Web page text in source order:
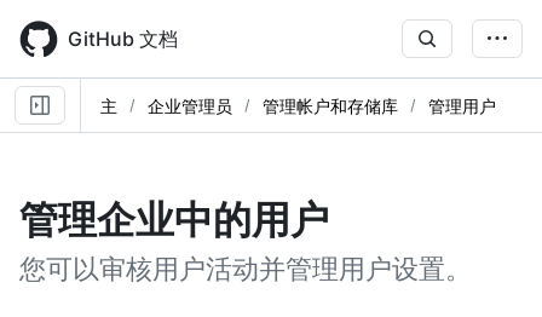
main
content
GitHub 文档
主 企业管理员 管理帐户和存储库 管理用户
管理企业中的用户
您可以审核用户活动并管理用户设置。